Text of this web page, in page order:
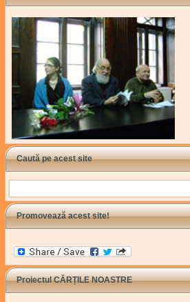
Caută pe acest site
Search
Promovează acest site!
Proiectul CĂRȚILE NOASTRE